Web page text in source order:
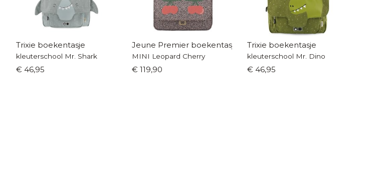
Trixie boekentasje
kleuterschool Mr. Shark
€ 46,95
Jeune Premier boekentasje
MINI Leopard Cherry
€ 119,90
Trixie boekentasje
kleuterschool Mr. Dino
€ 46,95